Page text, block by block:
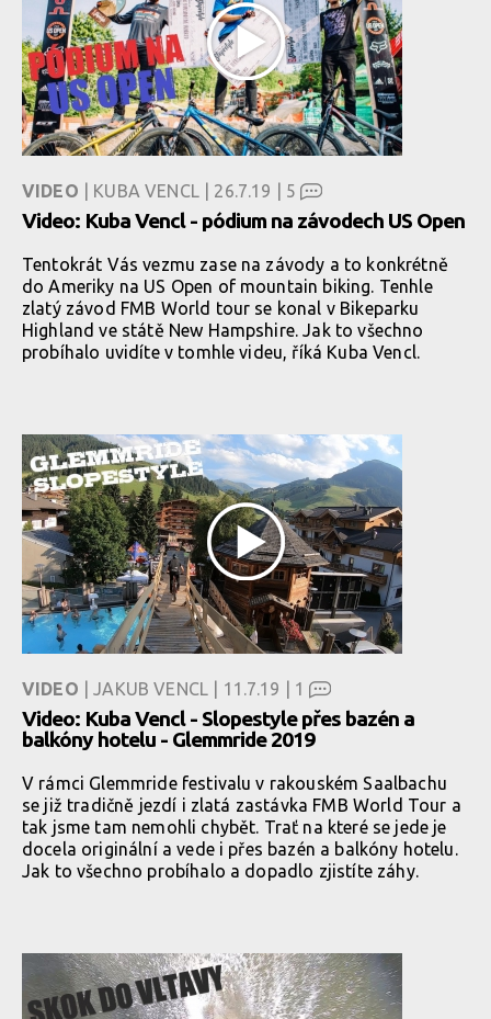
VIDEO | KUBA VENCL | 26.7.19 | 5
Video: Kuba Vencl - pódium na závodech US Open
Tentokrát Vás vezmu zase na závody a to konkrétně
do Ameriky na US Open of mountain biking. Tenhle
zlatý závod FMB World tour se konal v Bikeparku
Highland ve státě New Hampshire. Jak to všechno
probíhalo uvidíte v tomhle videu, říká Kuba Vencl.
VIDEO | JAKUB VENCL | 11.7.19 | 1
Video: Kuba Vencl - Slopestyle přes bazén a
balkóny hotelu - Glemmride 2019
V rámci Glemmride festivalu v rakouském Saalbachu
se již tradičně jezdí i zlatá zastávka FMB World Tour a
tak jsme tam nemohli chybět. Trať na které se jede je
docela originální a vede i přes bazén a balkóny hotelu.
Jak to všechno probíhalo a dopadlo zjistíte záhy.